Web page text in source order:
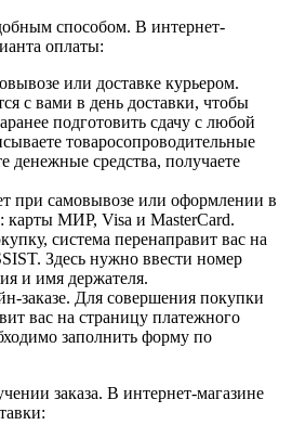
способом. В интернет-
оплаты:
или доставке курьером.
с вами в день доставки, чтобы
подготовить сдачу с любой
товаросопроводительные
денежные средства, получаете
при самовывозе или оформлении в
карты МИР, Visa и MasterCard.
система перенаправит вас на
Здесь нужно ввести номер
и имя держателя.
заказе. Для совершения покупки
вас на страницу платежного
заполнить форму по
заказа. В интернет-магазине